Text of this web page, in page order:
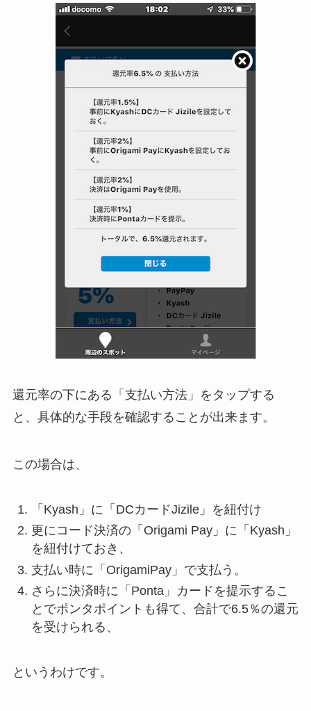
還元率の下にある「支払い方法」をタップする
と、具体的な手段を確認することが出来ます。
この場合は、
「Kyash」に「DCカードJizile」を紐付け
更にコード決済の「Origami Pay」に「Kyash」
を紐付けておき、
支払い時に「OrigamiPay」で支払う。
さらに決済時に「Ponta」カードを提示するこ
とでポンタポイントも得て、合計で6.5％の還元
を受けられる、
というわけです。